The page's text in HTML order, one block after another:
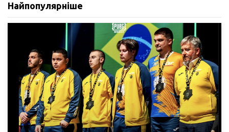
Найпопулярніше